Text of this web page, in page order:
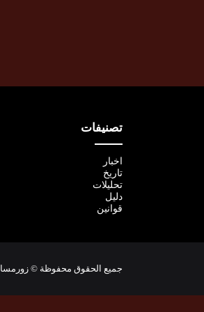
تصنيفات
اخبار
تاريخ
تحليلات
دليل
قوانين
جميع الحقوق محفوظة © زورمسا